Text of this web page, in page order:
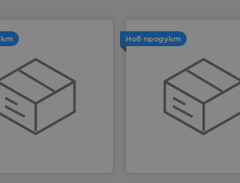
Нов продукт